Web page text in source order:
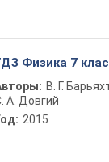
Физика 7
В. Г.
А. Довгий
2015